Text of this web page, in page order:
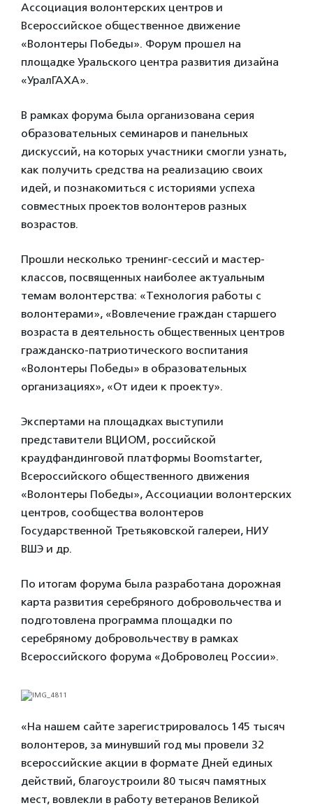
Ассоциация волонтерских центров и
Всероссийское общественное движение
«Волонтеры Победы». Форум прошел на
площадке Уральского центра развития дизайна
«УралГАХА».
В рамках форума была организована серия
образовательных семинаров и панельных
дискуссий, на которых участники смогли узнать,
как получить средства на реализацию своих
идей, и познакомиться с историями успеха
совместных проектов волонтеров разных
возрастов.
Прошли несколько тренинг-сессий и мастер-
классов, посвященных наиболее актуальным
темам волонтерства: «Технология работы с
волонтерами», «Вовлечение граждан старшего
возраста в деятельность общественных центров
гражданско-патриотического воспитания
«Волонтеры Победы» в образовательных
организациях», «От идеи к проекту».
Экспертами на площадках выступили
представители ВЦИОМ, российской
краудфандинговой платформы Boomstarter,
Всероссийского общественного движения
«Волонтеры Победы», Ассоциации волонтерских
центров, сообщества волонтеров
Государственной Третьяковской галереи, НИУ
ВШЭ и др.
По итогам форума была разработана дорожная
карта развития серебряного добровольчества и
подготовлена программа площадки по
серебряному добровольчеству в рамках
Всероссийского форума «Доброволец России».
«На нашем сайте зарегистрировалось 145 тысяч
волонтеров, за минувший год мы провели 32
всероссийские акции в формате Дней единых
действий, благоустроили 80 тысяч памятных
мест, вовлекли в работу ветеранов Великой